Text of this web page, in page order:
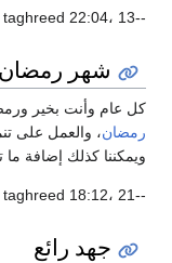
شهر رمضان
عام وأنت بخير ورمضان
، والعمل على تنمية
كذلك إضافة ما
جهد رائع